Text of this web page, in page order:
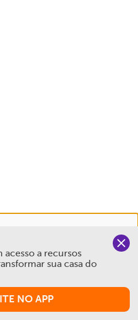
você navega no nosso site,
acesso a recursos
sua casa do
NO APP